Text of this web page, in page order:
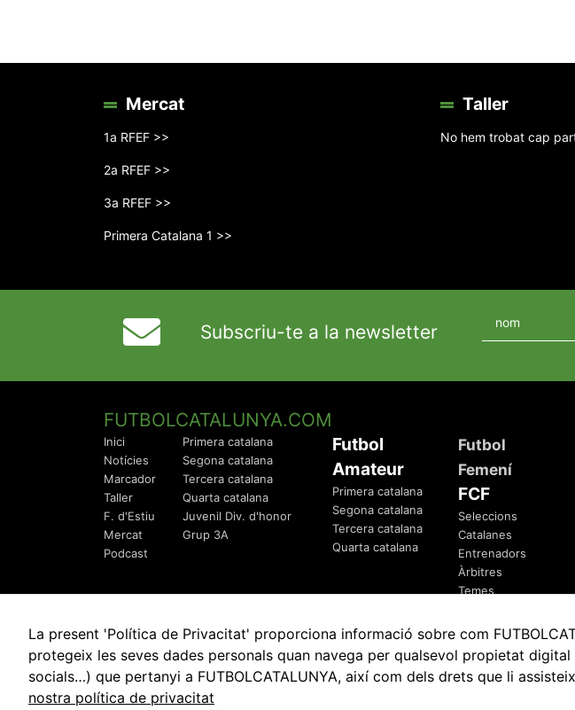
Mercat
1a RFEF >>
2a RFEF >>
3a RFEF >>
Primera Catalana 1 >>
Taller
No hem trobat cap
Subscriu-te a la newsletter
FUTBOLCATALUNYA.COM
Inici
Notícies
Marcador
Taller
F. d'Estiu
Mercat
Podcast
Primera catalana
Segona catalana
Tercera catalana
Quarta catalana
Juvenil Div. d'honor
Grup 3A
Futbol
Amateur
Primera catalana
Segona catalana
Tercera catalana
Quarta catalana
Futbol
Femení
FCF
Seleccions
Catalanes
Entrenadors
Àrbitres
Temes
© 2010 - 2026 FutbolCatalunya.com Avis Legal Política
La present 'Política de Privacitat' proporciona informació sobre com
protegeix les seves dades personals quan navega per qualsevol propietat
socials…) que pertanyi a FUTBOLCATALUNYA, així com dels drets que li
nostra política de privacitat